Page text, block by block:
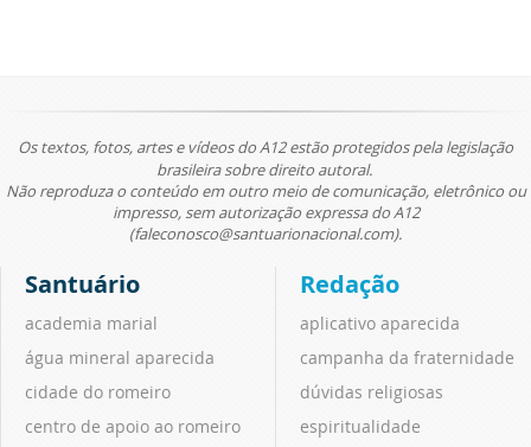
Os textos, fotos, artes e vídeos do A12 estão protegidos pela legislação
brasileira sobre direito autoral.
Não reproduza o conteúdo em outro meio de comunicação, eletrônico ou
impresso, sem autorização expressa do A12
(faleconosco@santuarionacional.com).
Santuário
academia marial
água mineral aparecida
cidade do romeiro
centro de apoio ao romeiro
Redação
aplicativo aparecida
campanha da fraternidade
dúvidas religiosas
espiritualidade